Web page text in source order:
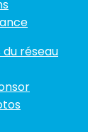
réseau